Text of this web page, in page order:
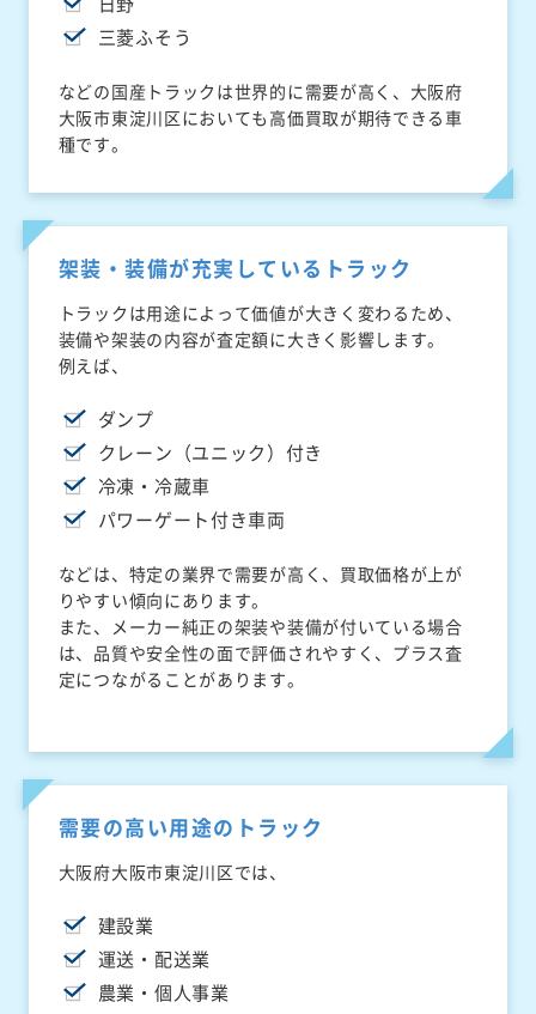
三菱ふそう
などの国産トラックは世界的に需要が高く、大阪府
大阪市東淀川区においても高価買取が期待できる車
種です。
架装・装備が充実しているトラック
トラックは用途によって価値が大きく変わるため、
装備や架装の内容が査定額に大きく影響します。
例えば、
ダンプ
クレーン（ユニック）付き
冷凍・冷蔵車
パワーゲート付き車両
などは、特定の業界で需要が高く、買取価格が上が
りやすい傾向にあります。
また、メーカー純正の架装や装備が付いている場合
は、品質や安全性の面で評価されやすく、プラス査
定につながることがあります。
需要の高い用途のトラック
大阪府大阪市東淀川区では、
建設業
運送・配送業
農業・個人事業